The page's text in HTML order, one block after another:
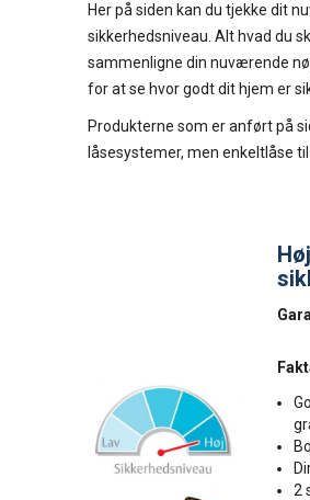
Her på siden kan du tjekke dit
sikkerhedsniveau. Alt hvad du
sammenligne din nuværende
for at se hvor godt dit hjem er
Produkterne som er anført på
låsesystemer, men enkeltlåse
2